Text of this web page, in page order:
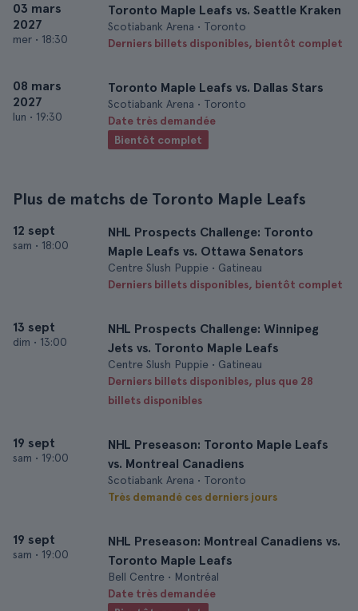
03 mars
2027
mer • 18:30
Toronto Maple Leafs vs. Seattle Kraken
Scotiabank Arena • Toronto
Derniers billets disponibles, bientôt complet
08 mars
2027
lun • 19:30
Toronto Maple Leafs vs. Dallas Stars
Scotiabank Arena • Toronto
Date très demandée
Bientôt complet
Plus de matchs de Toronto Maple Leafs
12 sept
sam • 18:00
NHL Prospects Challenge: Toronto
Maple Leafs vs. Ottawa Senators
Centre Slush Puppie • Gatineau
Derniers billets disponibles, bientôt complet
13 sept
dim • 13:00
NHL Prospects Challenge: Winnipeg
Jets vs. Toronto Maple Leafs
Centre Slush Puppie • Gatineau
Derniers billets disponibles, plus que 28
billets disponibles
19 sept
sam • 19:00
NHL Preseason: Toronto Maple Leafs
vs. Montreal Canadiens
Scotiabank Arena • Toronto
Très demandé ces derniers jours
19 sept
sam • 19:00
NHL Preseason: Montreal Canadiens vs.
Toronto Maple Leafs
Bell Centre • Montréal
Date très demandée